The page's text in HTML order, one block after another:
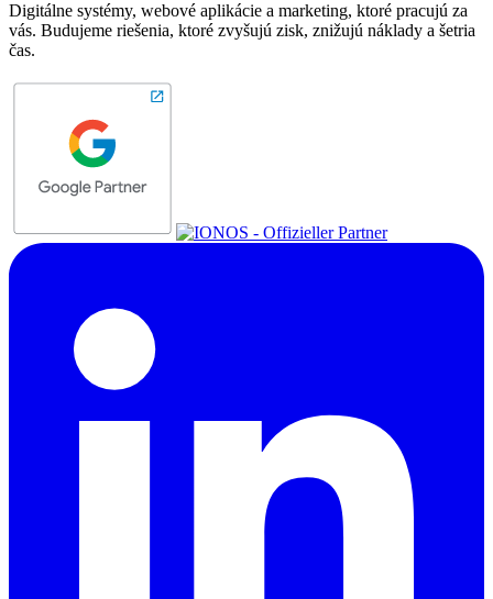
Digitálne systémy, webové aplikácie a marketing, ktoré pracujú za
vás. Budujeme riešenia, ktoré zvyšujú zisk, znižujú náklady a šetria
čas.